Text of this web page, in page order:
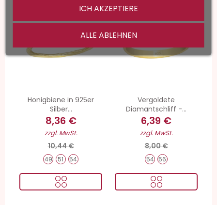
Honigbiene in 925er
Silber...
8,36 €
zzgl. MwSt.
10,44 €
49 51 54
Vergoldete
Diamantschliff -...
6,39 €
zzgl. MwSt.
8,00 €
54 56
ALLE ABLEHNEN
ICH AKZEPTIERE